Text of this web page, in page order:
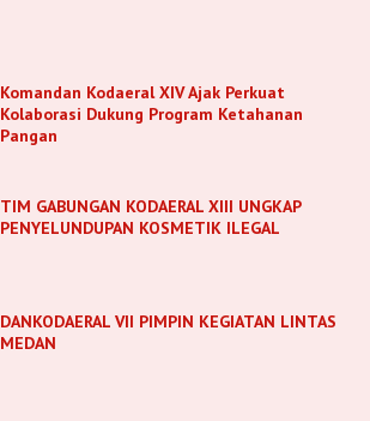
Komandan Kodaeral XIV Ajak Perkuat
Kolaborasi Dukung Program Ketahanan
Pangan
TIM GABUNGAN KODAERAL XIII UNGKAP
PENYELUNDUPAN KOSMETIK ILEGAL
DANKODAERAL VII PIMPIN KEGIATAN LINTAS
MEDAN